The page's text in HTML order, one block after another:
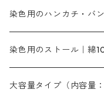
紫色系
緑色系
茶色系
橙色系
緑色系
茶色系
茶色｜20g入りのみ公開
灰色｜20g入りのみ公開
エロ―M3G｜定番の色合い
エロー ＭＧＲ｜明るい緑み
オレンジ系
オレンヂMG｜黄みの橙色
オレンヂMGD（定番の色合
赤色系
レットMFB｜赤色（定番の
青色系
ファストエロ―5GN（黄色）
NSBAブルー
群青
白色｜胡粉
黒色｜在庫処分特価
緑色｜在庫処分特価
インド茜・西洋茜の個別販売
媒染剤
アルミ媒染剤
鉄媒染剤
ソーダ灰｜アルカリ性
藍染
塩基性染料（混色可能）
ビスマークブロンB｜赤茶色
塩基性エロ―｜液体タイプ
オリジナル染料｜スス
初心者向けお試しセッ
インディゴピュア
アルカリ剤
染色用のハンカチ・バ
45cm×45cm（ハンカチ
54cm×54cm（バンダナ
染色用のストール｜綿
大容量タイプ（内容量